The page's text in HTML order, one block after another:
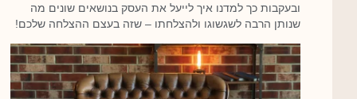
ובעקבות כך למדנו איך לייעל את העסק בנושאים שונים מה
שנותן הרבה לשגשוגו ולהצלחתו – שזה בעצם ההצלחה שלכם!